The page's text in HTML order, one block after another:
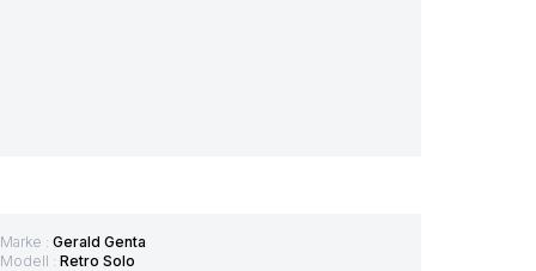
Marke : Gerald Genta
Modell : Retro Solo